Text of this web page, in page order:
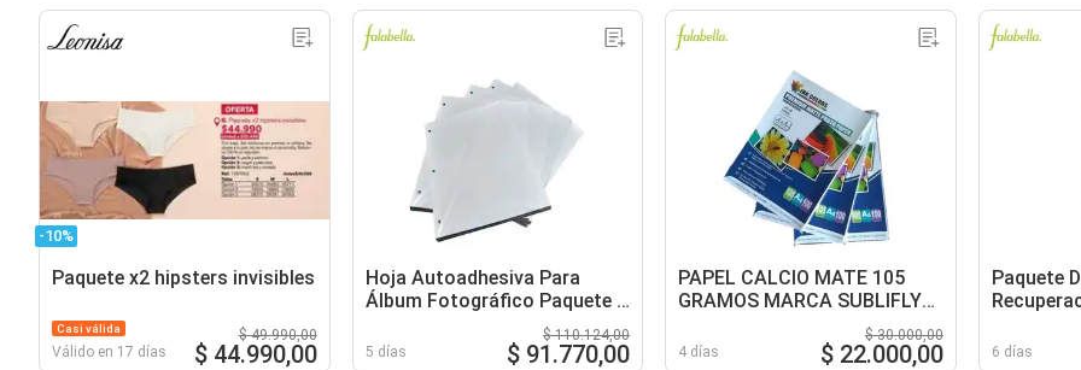
-10%
Paquete x2 hipsters invisibles
Casi válida
Válido en 17 días
$ 49.990,00
$ 44.990,00
Hoja Autoadhesiva Para
Álbum Fotográfico Paquete X
5 días
$ 110.124,00
$ 91.770,00
PAPEL CALCIO MATE 105
GRAMOS MARCA SUBLIFLY
PAQUETE X 100 HOJAS
4 días
$ 30.000,00
$ 22.000,00
Paquete
6 días